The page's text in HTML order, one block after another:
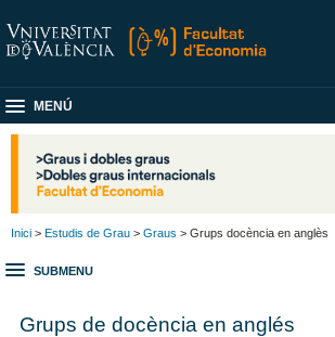
MENÚ
Inici > Estudis de Grau > Graus > Grups docència en anglès
SUBMENU
Grups de docència en anglés